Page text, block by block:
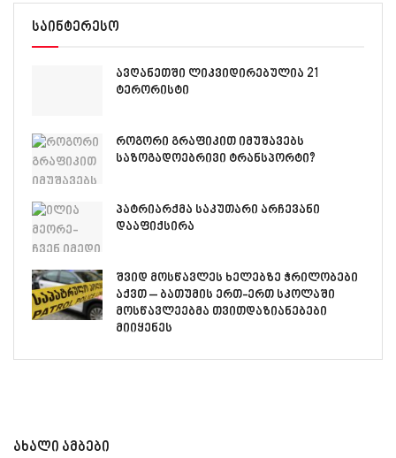
საინტერესო
ავღანეთში ლიკვიდირებულია 21
ტერორისტი
როგორი გრაფიკით იმუშავებს
საზოგადოებრივი ტრანსპორტი?
პატრიარქმა საკუთარი არჩევანი
დააფიქსირა
შვიდ მოსწავლეს ხელებზე ჭრილობები
აქვთ – ბათუმის ერთ-ერთ სკოლაში
მოსწავლეებმა თვითდაზიანებები
მიიყენეს
ახალი ამბები